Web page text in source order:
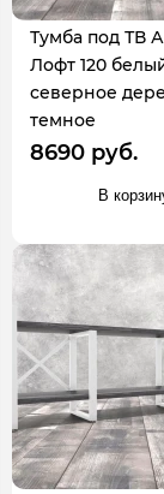
Тумба под ТВ
Лофт 120
северное
темное
8690 руб.
В